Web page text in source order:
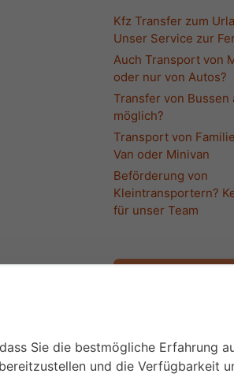
Sie die bestmögliche Erfahrung
und die Verfügbarkeit
Kfz Transfer zum
Unser Service zur
Auch Transport von
oder nur von Autos?
Transfer von Bussen
möglich?
Transport von
Van oder Minivan
Beförderung von
Kleintransportern?
für unser Team
KFZ Überführung
Kompetent